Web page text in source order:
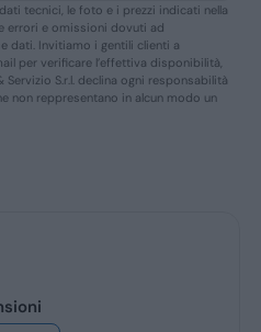
tecnici, le foto e i prezzi indicati nella
errori e omissioni dovuti ad
dati. Invitiamo i gentili clienti a
per verificare l’effettiva disponibilità,
S.r.l. declina ogni responsabilità
non reppresentano in alcun modo un